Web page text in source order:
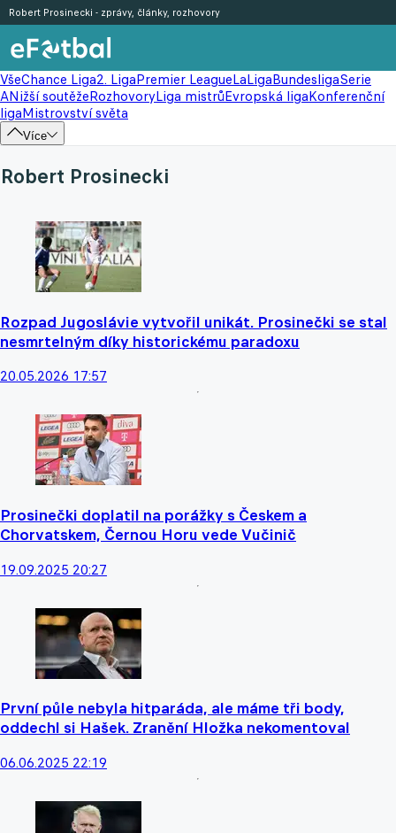
VšeChance Liga2. LigaPremier LeagueLaLigaBundesligaSerie
ANižší soutěžeRozhovoryLiga mistrůEvropská ligaKonferenční
ligaMistrovství světa
Více
Robert Prosinecki - zprávy, články, rozhovory
Robert Prosinecki
Rozpad Jugoslávie vytvořil unikát. Prosinečki se stal
nesmrtelným díky historickému paradoxu
20.05.2026 17:57
Prosinečki doplatil na porážky s Českem a
Chorvatskem, Černou Horu vede Vučinič
19.09.2025 20:27
První půle nebyla hitparáda, ale máme tři body,
oddechl si Hašek. Zranění Hložka nekomentoval
06.06.2025 22:19